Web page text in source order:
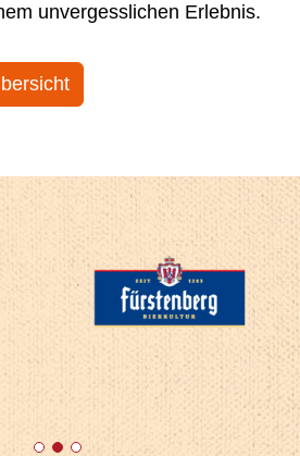
unvergesslichen Erlebnis.